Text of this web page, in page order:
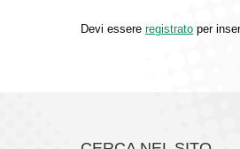
Devi essere registrato per